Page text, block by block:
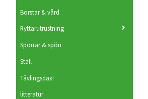
Borstar & vård
Ryttarutrustning
Sporrar & spön
Stall
Tävlingsdax!
litteratur